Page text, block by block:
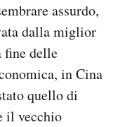
assurdo,
dalla miglior
fine delle
in Cina
quello di
il vecchio